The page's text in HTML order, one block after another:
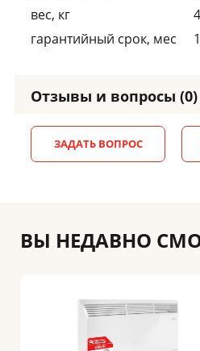
вес, кг
гарантийный срок, мес
Отзывы и вопросы (0)
ЗАДАТЬ ВОПРОС
ВЫ НЕДАВНО